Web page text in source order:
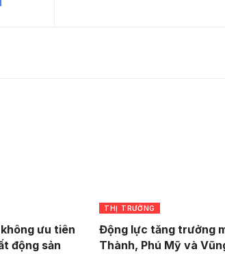
ưu tiên
động sản
THỊ TRƯỜNG
Động lực tăng trưởng
Thành, Phú Mỹ và